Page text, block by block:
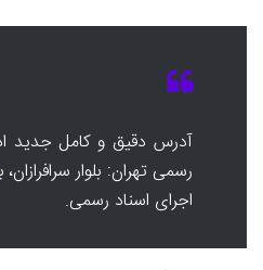
آدرس دقیق و کامل جدید
اجرای اسناد رسمی.